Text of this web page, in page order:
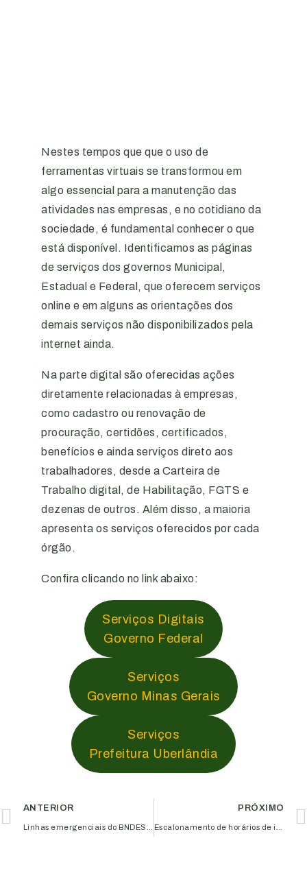
Nestes tempos que que o uso de
ferramentas virtuais se transformou em
algo essencial para a manutenção das
atividades nas empresas, e no cotidiano da
sociedade, é fundamental conhecer o que
está disponível. Identificamos as páginas
de serviços dos governos Municipal,
Estadual e Federal, que oferecem serviços
online e em alguns as orientações dos
demais serviços não disponibilizados pela
internet ainda.
Na parte digital são oferecidas ações
diretamente relacionadas à empresas,
como cadastro ou renovação de
procuração, certidões, certificados,
benefícios e ainda serviços direto aos
trabalhadores, desde a Carteira de
Trabalho digital, de Habilitação, FGTS e
dezenas de outros. Além disso, a maioria
apresenta os serviços oferecidos por cada
órgão.
Confira clicando no link abaixo:
Serviços Digitais
Governo Federal
Serviços
Governo Minas Gerais
Serviços
Prefeitura Uberlândia
ANTERIOR PRÓXIMO